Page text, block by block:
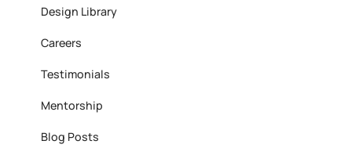
Design Library
Careers
Testimonials
Mentorship
Blog Posts